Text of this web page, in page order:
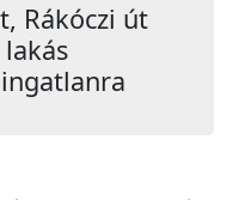
Rákóczi út